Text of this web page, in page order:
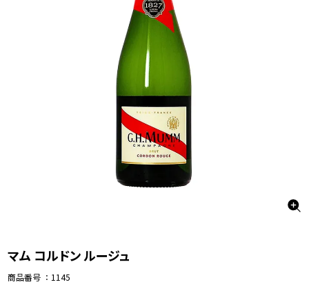
マム コルドン ルージュ
商品番号 1145